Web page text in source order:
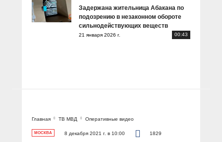
Задержана жительница Абакана по
подозрению в незаконном обороте
сильнодействующих веществ
21 января 2026 г. 00:43
Главная ТВ МВД Оперативные видео
МОСКВА 8 декабря 2021 г. в 10:00 1829